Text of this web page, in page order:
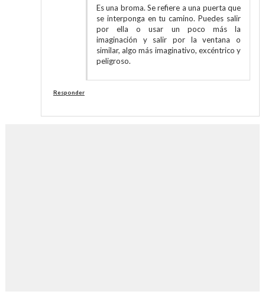
Es una broma. Se refiere a una puerta que
se interponga en tu camino. Puedes salir
por ella o usar un poco más la
imaginación y salir por la ventana o
similar, algo más imaginativo, excéntrico y
peligroso.
Responder